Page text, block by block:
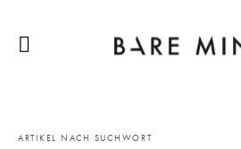
ARTIKEL NACH SUCHWORT